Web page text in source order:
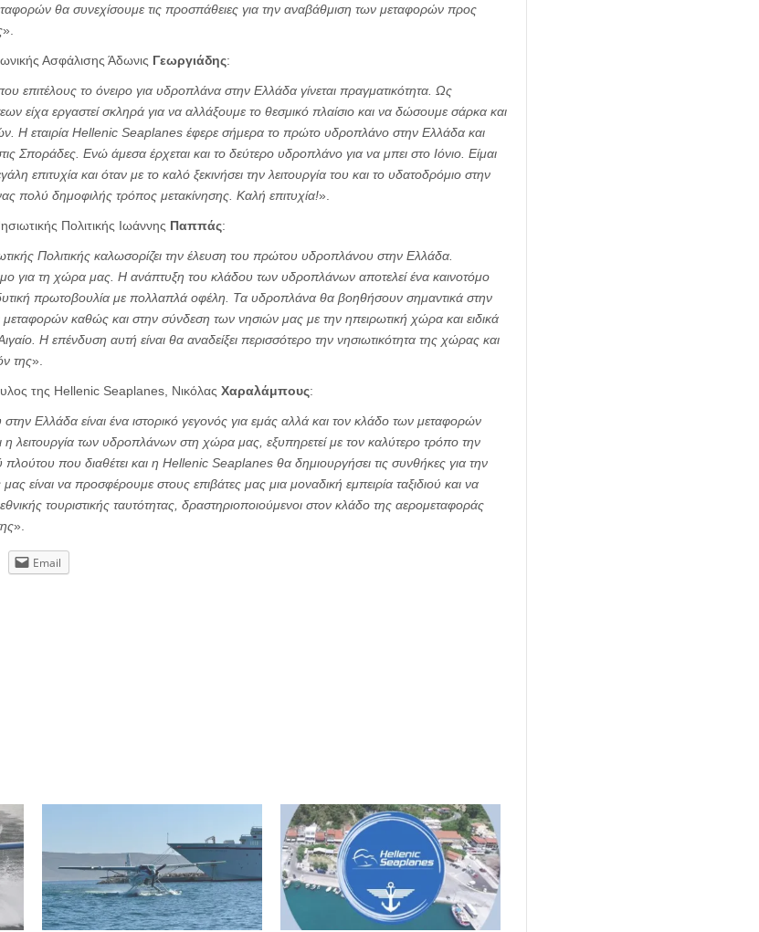
θα συνεχίσουμε τις προσπάθειες για την αναβάθμιση των μεταφορών προς
».
Ασφάλισης Άδωνις Γεωργιάδης:
επιτέλους το όνειρο για υδροπλάνα στην Ελλάδα γίνεται πραγματικότητα. Ως
είχα εργαστεί σκληρά για να αλλάξουμε το θεσμικό πλαίσιο και να δώσουμε σάρκα και
Η εταιρία Hellenic Seaplanes έφερε σήμερα το πρώτο υδροπλάνο στην Ελλάδα και
Σποράδες. Ενώ άμεσα έρχεται και το δεύτερο υδροπλάνο για να μπει στο Ιόνιο. Είμαι
επιτυχία και όταν με το καλό ξεκινήσει την λειτουργία του και το υδατοδρόμιο στην
πολύ δημοφιλής τρόπος μετακίνησης. Καλή επιτυχία!».
Πολιτικής Ιωάννης Παππάς:
Πολιτικής καλωσορίζει την έλευση του πρώτου υδροπλάνου στην Ελλάδα.
για τη χώρα μας. Η ανάπτυξη του κλάδου των υδροπλάνων αποτελεί ένα καινοτόμο
πρωτοβουλία με πολλαπλά οφέλη. Τα υδροπλάνα θα βοηθήσουν σημαντικά στην
καθώς και στην σύνδεση των νησιών μας με την ηπειρωτική χώρα και ειδικά
Η επένδυση αυτή είναι θα αναδείξει περισσότερο την νησιωτικότητα της χώρας και
της».
της Hellenic Seaplanes, Νικόλας Χαραλάμπους:
Ελλάδα είναι ένα ιστορικό γεγονός για εμάς αλλά και τον κλάδο των μεταφορών
η λειτουργία των υδροπλάνων στη χώρα μας, εξυπηρετεί με τον καλύτερο τρόπο την
που διαθέτει και η Hellenic Seaplanes θα δημιουργήσει τις συνθήκες για την
είναι να προσφέρουμε στους επιβάτες μας μια μοναδική εμπειρία ταξιδιού και να
τουριστικής ταυτότητας, δραστηριοποιούμενοι στον κλάδο της αερομεταφοράς
».
Email